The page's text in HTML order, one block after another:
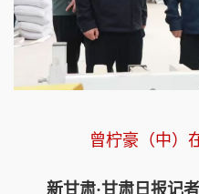
曾柠豪（中）
新甘肃·甘肃日报记